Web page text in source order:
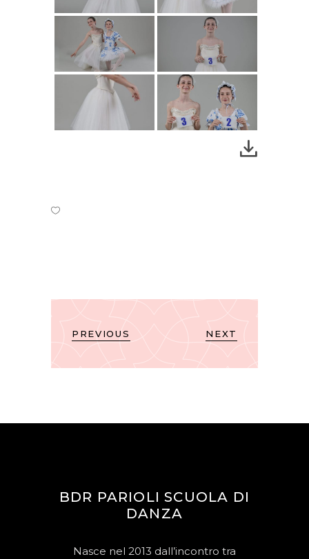
PREVIOUS NEXT
BDR PARIOLI SCUOLA DI
DANZA
Nasce nel 2013 dall’incontro tra